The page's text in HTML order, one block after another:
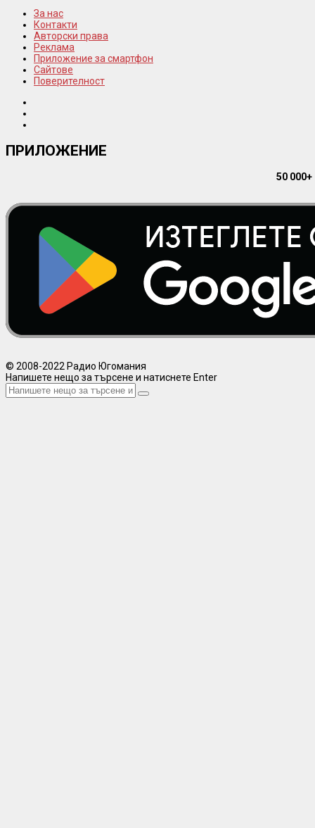
За нас
Контакти
Авторски права
Реклама
Приложение за смартфон
Сайтове
Поверителност
ПРИЛОЖЕНИЕ
50
© 2008-2022 Радио Югомания
Напишете нещо за търсене и натиснете Enter